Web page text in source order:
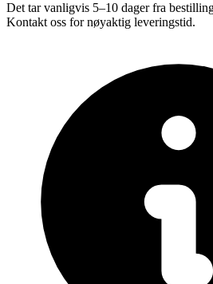
Det tar vanligvis 5–10 dager fra
Kontakt oss for nøyaktig leveringstid.